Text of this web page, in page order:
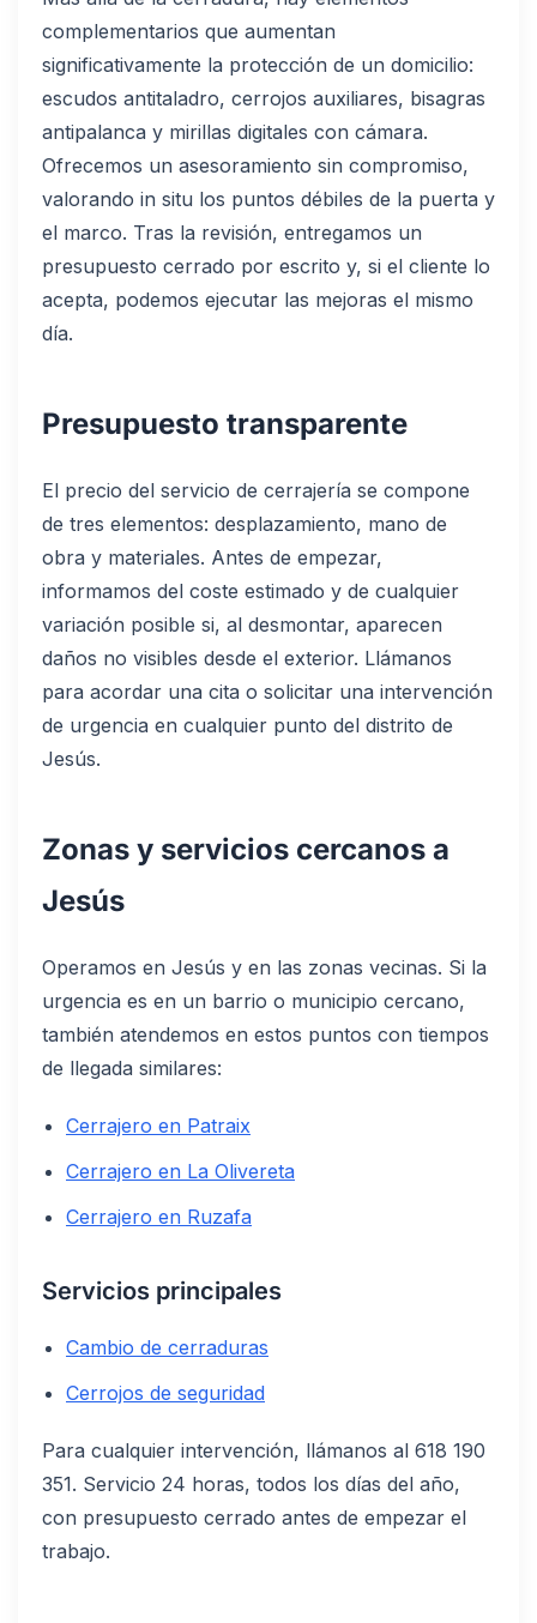
complementarios que aumentan
significativamente la protección de un domicilio:
escudos antitaladro, cerrojos auxiliares, bisagras
antipalanca y mirillas digitales con cámara.
Ofrecemos un asesoramiento sin compromiso,
valorando in situ los puntos débiles de la puerta y
el marco. Tras la revisión, entregamos un
presupuesto cerrado por escrito y, si el cliente lo
acepta, podemos ejecutar las mejoras el mismo
día.
Presupuesto transparente
El precio del servicio de cerrajería se compone
de tres elementos: desplazamiento, mano de
obra y materiales. Antes de empezar,
informamos del coste estimado y de cualquier
variación posible si, al desmontar, aparecen
daños no visibles desde el exterior. Llámanos
para acordar una cita o solicitar una intervención
de urgencia en cualquier punto del distrito de
Jesús.
Zonas y servicios cercanos a
Jesús
Operamos en Jesús y en las zonas vecinas. Si la
urgencia es en un barrio o municipio cercano,
también atendemos en estos puntos con tiempos
de llegada similares:
Cerrajero en Patraix
Cerrajero en La Olivereta
Cerrajero en Ruzafa
Servicios principales
Cambio de cerraduras
Cerrojos de seguridad
Para cualquier intervención, llámanos al 618 190
351. Servicio 24 horas, todos los días del año,
con presupuesto cerrado antes de empezar el
trabajo.